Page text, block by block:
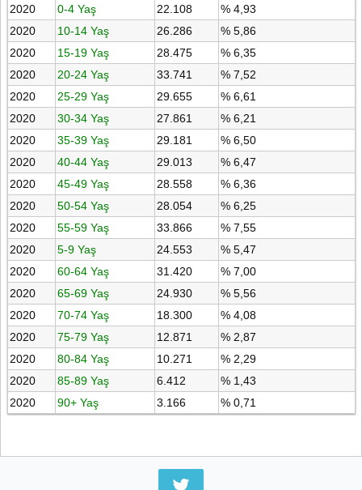
2020
0-4 Yaş 22.108
% 4,93
2020
10-14 Yaş 26.286
% 5,86
2020
15-19 Yaş 28.475
% 6,35
2020
20-24 Yaş 33.741
% 7,52
2020
25-29 Yaş 29.655
% 6,61
2020
30-34 Yaş 27.861
% 6,21
2020
35-39 Yaş 29.181
% 6,50
2020
40-44 Yaş 29.013
% 6,47
2020
45-49 Yaş 28.558
% 6,36
2020
50-54 Yaş 28.054
% 6,25
2020
55-59 Yaş 33.866
% 7,55
2020
5-9 Yaş 24.553
% 5,47
2020
60-64 Yaş 31.420
% 7,00
2020
65-69 Yaş 24.930
% 5,56
2020
70-74 Yaş 18.300
% 4,08
2020
75-79 Yaş 12.871
% 2,87
2020
80-84 Yaş 10.271
% 2,29
2020
85-89 Yaş 6.412
% 1,43
2020
90+ Yaş 3.166 % 0,71